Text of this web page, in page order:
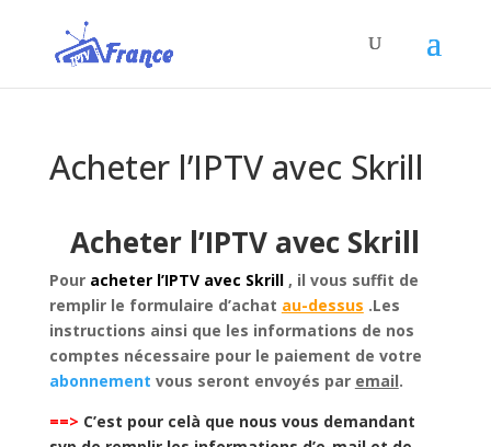
Acheter l’IPTV avec Skrill
Acheter l’IPTV avec Skrill
Pour acheter l’IPTV avec Skrill, il vous suffit de
remplir le formulaire d’achat au-dessus .Les
instructions ainsi que les informations de nos
comptes nécessaire pour le paiement de votre
abonnement vous seront envoyés par email.
==> C’est pour celà que nous vous demandant